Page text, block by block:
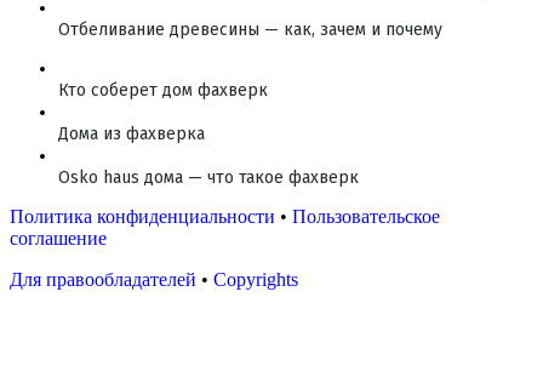
Отбеливание древесины — как, зачем и почему
Кто соберет дом фахверк
Дома из фахверка
Osko haus дома — что такое фахверк
Политика конфиденциальности • Пользовательское
соглашение
Для правообладателей • Copyrights